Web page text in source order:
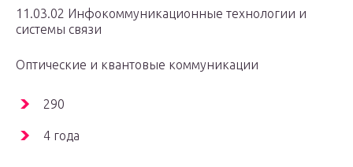
11.03.02 Инфокоммуникационные технологии и
системы связи
Оптические и квантовые коммуникации
290
4 года